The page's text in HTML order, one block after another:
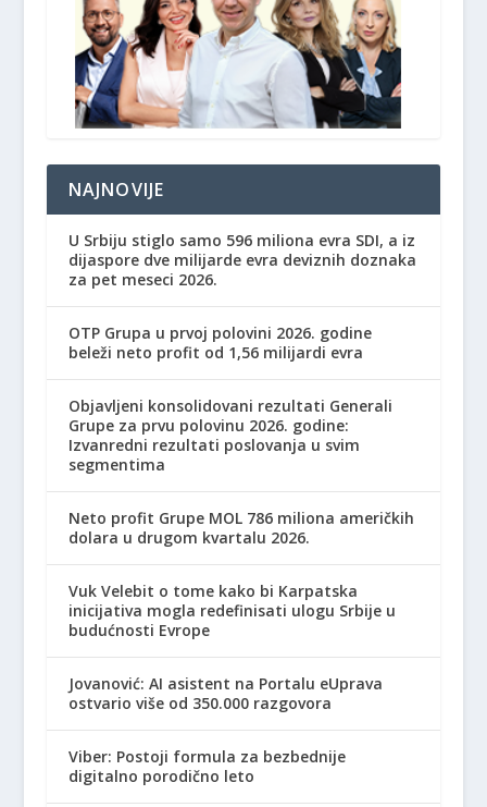
NAJNOVIJE
U Srbiju stiglo samo 596 miliona evra SDI, a iz
dijaspore dve milijarde evra deviznih doznaka
za pet meseci 2026.
OTP Grupa u prvoj polovini 2026. godine
beleži neto profit od 1,56 milijardi evra
Objavljeni konsolidovani rezultati Generali
Grupe za prvu polovinu 2026. godine:
Izvanredni rezultati poslovanja u svim
segmentima
Neto profit Grupe MOL 786 miliona američkih
dolara u drugom kvartalu 2026.
Vuk Velebit o tome kako bi Karpatska
inicijativa mogla redefinisati ulogu Srbije u
budućnosti Evrope
Jovanović: AI asistent na Portalu eUprava
ostvario više od 350.000 razgovora
Viber: Postoji formula za bezbednije
digitalno porodično leto